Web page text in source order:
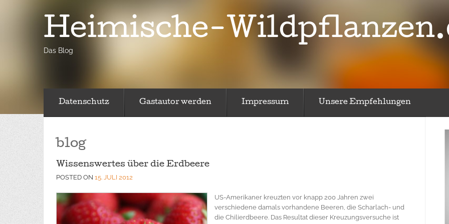
Heimische-
Das Blog
Datenschutz Gastautor werden Impressum Unsere Empfehlungen
blog
Wissenswertes über die Erdbeere
POSTED ON 15. JULI 2012
US-Amerikaner kreuzten vor knapp 200 Jahren zwei
verschiedene damals vorhandene Beeren, die Scharlach- und
die Chilierdbeere. Das Resultat dieser Kreuzungsversuche ist